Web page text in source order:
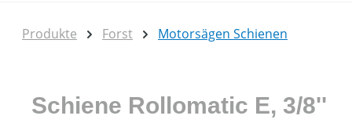
Produkte Forst Motorsägen Schienen
Schiene Rollomatic E, 3/8''